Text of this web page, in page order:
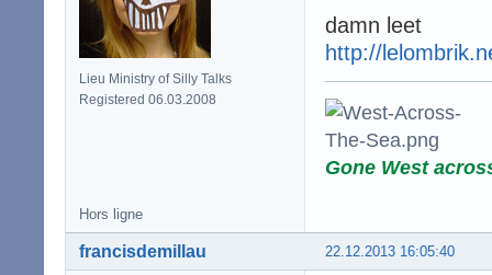
Lieu Ministry of Silly Talks
Registered 06.03.2008
damn leet
http://
Gone West
Hors ligne
22.12.2013 16:05:40
francisdemillau